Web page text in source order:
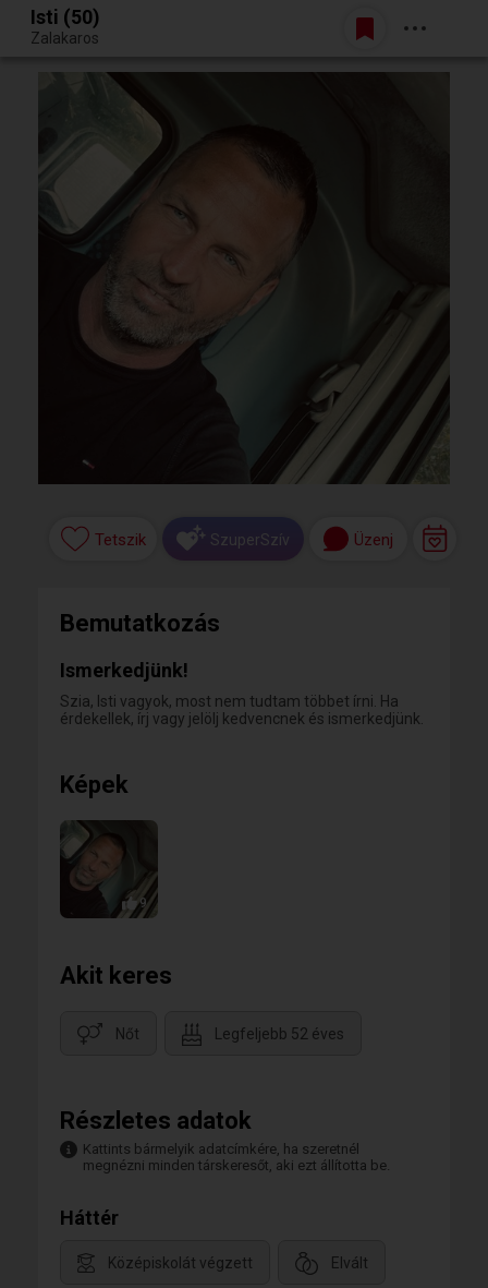
Egy jó randiból bármi lehet.
Belépés
Isti (50)
Zalakaros
Tetszik SzuperSzív Üzenj
Bemutatkozás
Ismerkedjünk!
Szia, Isti vagyok, most nem tudtam többet írni. Ha
érdekellek, írj vagy jelölj kedvencnek és ismerkedjünk.
Képek
9
Akit keres
Nőt Legfeljebb 52 éves
Részletes adatok
Kattints bármelyik adatcímkére, ha szeretnél
megnézni minden társkeresőt, aki ezt állította be.
Háttér
Középiskolát végzett Elvált